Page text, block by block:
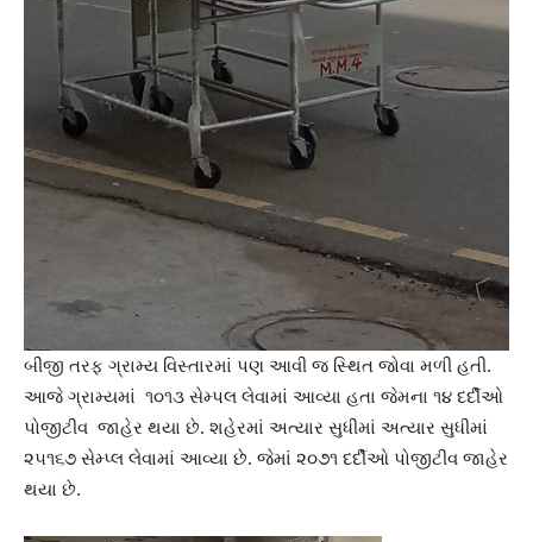
બીજી તરફ ગ્રામ્ય વિસ્તારમાં પણ આવી જ સ્થિત જોવા મળી હતી.
આજે ગ્રામ્યમાં ૧૦૧૩ સેમ્પલ લેવામાં આવ્યા હતા જેમના ૧૪ દર્દીઓ
પોજીટીવ જાહેર થયા છે. શહેરમાં અત્યાર સુધીમાં અત્યાર સુધીમાં
૨૫૧૬૭ સેમ્પ્લ લેવામાં આવ્યા છે. જેમાં ૨૦૭૧ દર્દીઓ પોજીટીવ જાહેર
થયા છે.